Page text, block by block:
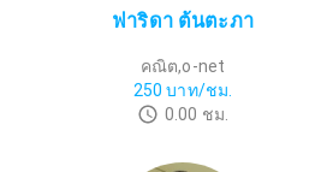
ฟาริดา ต้นตะภา
คณิต,o-net
250 บาท/ชม.
0.00 ชม.